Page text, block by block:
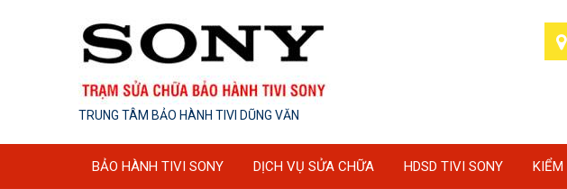
TRUNG TÂM BẢO HÀNH TIVI DŨNG VĂN
BẢO HÀNH TIVI SONY DỊCH VỤ SỬA CHỮA HDSD TIVI SONY KIỂM